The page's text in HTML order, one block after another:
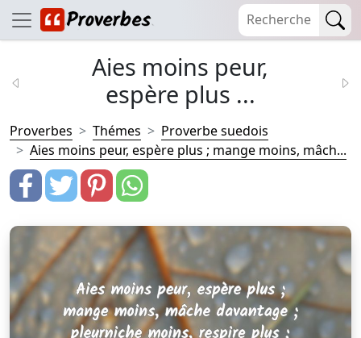
Aies moins peur,
espère plus ...
Proverbes Thémes
Proverbe suedois
Aies moins peur, espère plus ; mange moins, mâch...